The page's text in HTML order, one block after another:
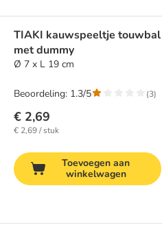
TIAKI kauwspeeltje touwbal
met dummy
Ø 7 x L 19 cm
€ 2,69
€ 2,69 / stuk
Beoordeling: 1.3/5 (3)
Toevoegen aan
winkelwagen